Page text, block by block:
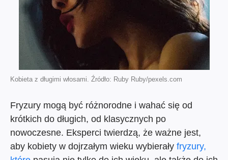
Kobieta z długimi włosami. Źródło: Ruby Ruby/pexels.com
Fryzury mogą być różnorodne i wahać się od
krótkich do długich, od klasycznych po
nowoczesne. Eksperci twierdzą, że ważne jest,
aby kobiety w dojrzałym wieku wybierały fryzury,